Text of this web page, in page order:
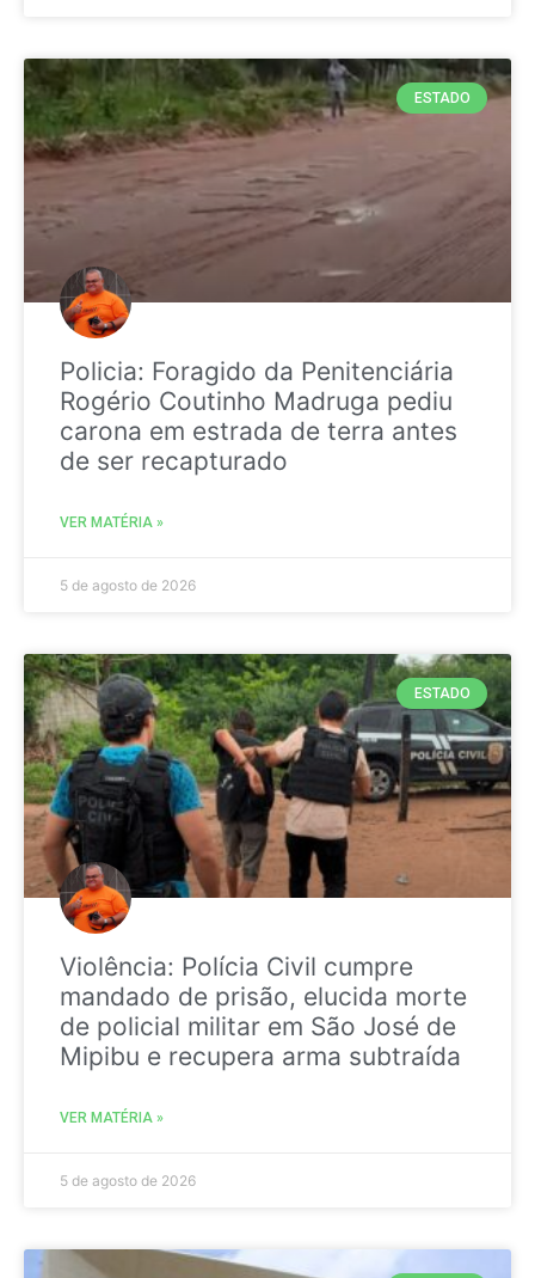
ESTADO
Policia: Foragido da Penitenciária
Rogério Coutinho Madruga pediu
carona em estrada de terra antes
de ser recapturado
VER MATÉRIA »
5 de agosto de 2026
ESTADO
Violência: Polícia Civil cumpre
mandado de prisão, elucida morte
de policial militar em São José de
Mipibu e recupera arma subtraída
VER MATÉRIA »
5 de agosto de 2026